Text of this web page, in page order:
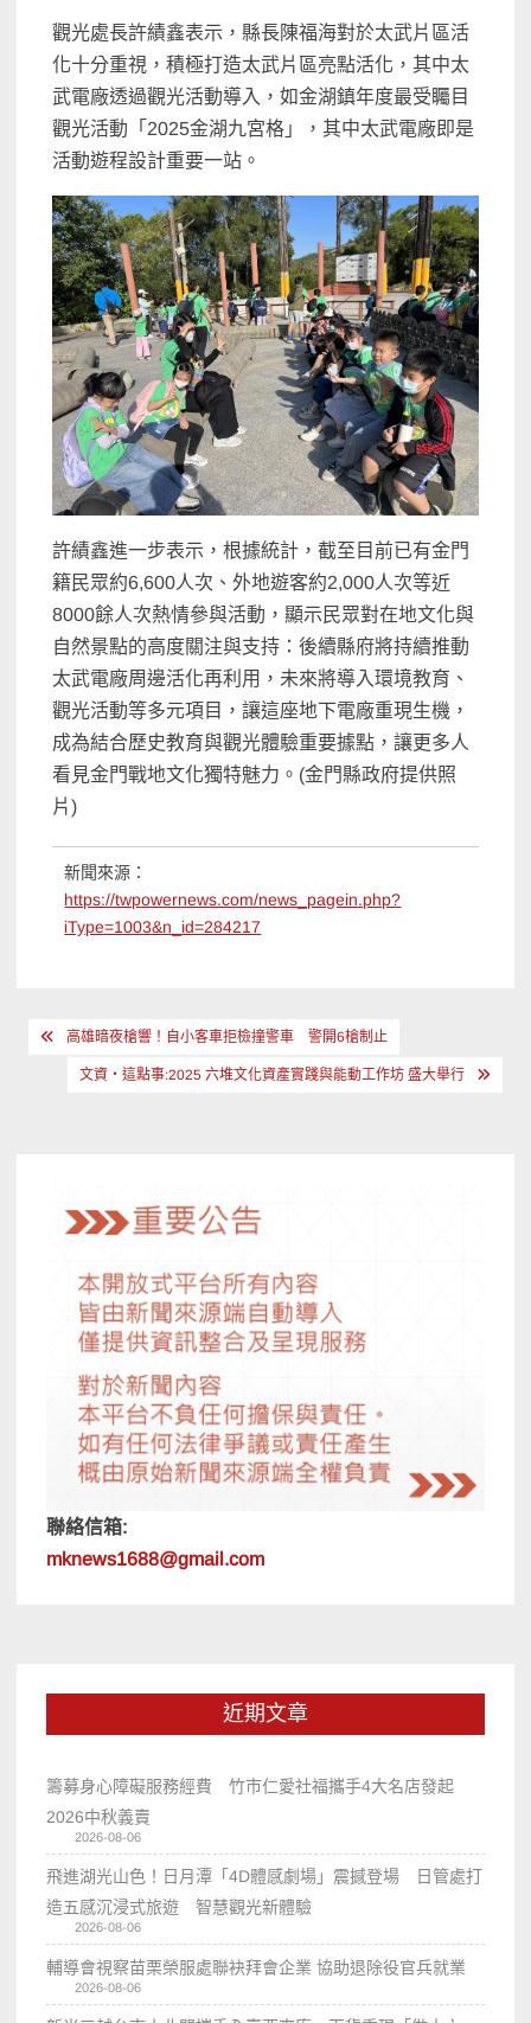
觀光處長許績鑫表示，縣長陳福海對於太武片區活
化十分重視，積極打造太武片區亮點活化，其中太
武電廠透過觀光活動導入，如金湖鎮年度最受矚目
觀光活動「2025金湖九宮格」，其中太武電廠即是
活動遊程設計重要一站。
許績鑫進一步表示，根據統計，截至目前已有金門
籍民眾約6,600人次、外地遊客約2,000人次等近
8000餘人次熱情參與活動，顯示民眾對在地文化與
自然景點的高度關注與支持：後續縣府將持續推動
太武電廠周邊活化再利用，未來將導入環境教育、
觀光活動等多元項目，讓這座地下電廠重現生機，
成為結合歷史教育與觀光體驗重要據點，讓更多人
看見金門戰地文化獨特魅力。(金門縣政府提供照
片)
新聞來源：
https://twpowernews.com/news_pagein.php?
iType=1003&n_id=284217
文 高雄暗夜槍響！自小客車拒檢撞警車 警開6槍制止
文資・這點事:2025 六堆文化資產實踐與能動工作坊 盛大舉行
聯絡信箱:
mknews1688@gmail.com
近期文章
籌募身心障礙服務經費 竹市仁愛社福攜手4大名店發起
2026中秋義賣
2026-08-06
飛進湖光山色！日月潭「4D體感劇場」震撼登場 日管處打
造五感沉浸式旅遊 智慧觀光新體驗
2026-08-06
輔導會視察苗栗榮服處聯袂拜會企業 協助退除役官兵就業
2026-08-06